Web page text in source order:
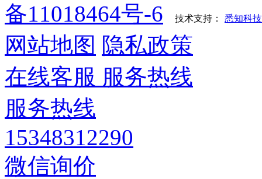
备11018464号-6
技术支持： 悉知科技
网站地图 隐私政策
在线客服 服务热线
服务热线
15348312290
微信询价